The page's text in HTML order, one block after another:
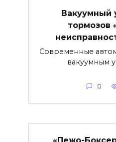
Вакуумный
тормозов
Современные
вакуумным
0
«Пежо-